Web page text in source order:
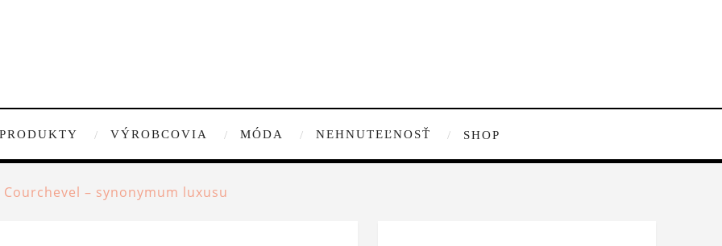
PRODUKTY VÝROBCOVIA MÓDA NEHNUTEĽNOSŤ SHOP
Courchevel – synonymum luxusu